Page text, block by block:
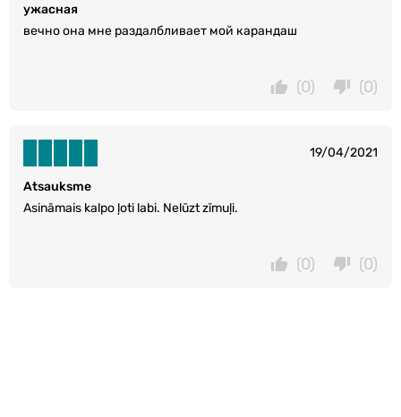
ужасная
вечно она мне раздалбливает мой карандаш
(0)
(0)
19/04/2021
Atsauksme
Asināmais kalpo ļoti labi. Nelūzt zīmuļi.
(0)
(0)